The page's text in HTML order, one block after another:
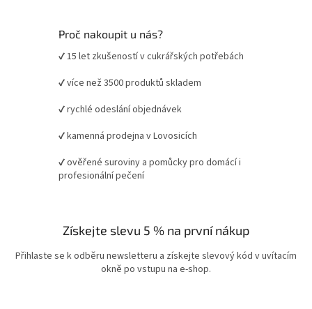
Proč nakoupit u nás?
✔ 15 let zkušeností v cukrářských potřebách
✔ více než 3500 produktů skladem
✔ rychlé odeslání objednávek
✔ kamenná prodejna v Lovosicích
✔ ověřené suroviny a pomůcky pro domácí i
profesionální pečení
Získejte slevu 5 % na první nákup
Přihlaste se k odběru newsletteru a získejte slevový kód v uvítacím
okně po vstupu na e-shop.